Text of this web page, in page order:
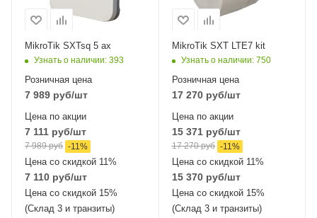
802.11a/n/ac/ax
MikroTik SXTsq 5 ax
Узнать о наличии: 393
Розничная цена
7 989 руб/шт
Цена по акции
7 111 руб/шт
7 989руб -11%
Цена со скидкой 11%
7 110 руб/шт
Цена со скидкой 15%
(Склад 3 и транзиты)
2x10/100 Mbps
Ethernet
MikroTik SXT LTE7 kit
Узнать о наличии: 750
Розничная цена
17 270руб/шт
Цена по акции
15 371руб/шт
17 270руб -11%
Цена со скидкой 11%
15 370руб/шт
Цена со скидкой 15%
(Склад 3 и транзиты)